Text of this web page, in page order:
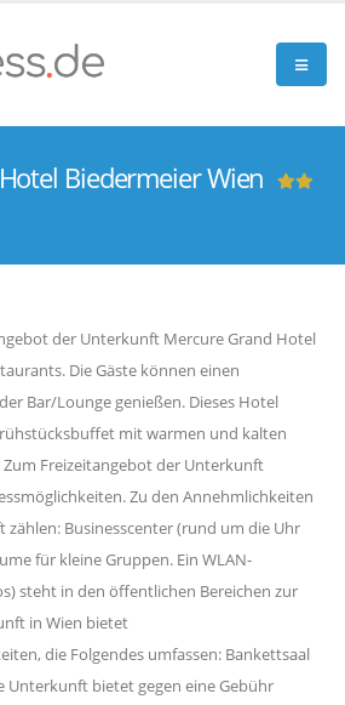
Biedermeier Wien
der Unterkunft Mercure Grand Hotel
Die Gäste können einen
Bar/Lounge genießen. Dieses Hotel
mit warmen und kalten
Zum Freizeitangebot der Unterkunft
Zu den Annehmlichkeiten
zählen: Businesscenter (rund um die Uhr
für kleine Gruppen. Ein WLAN-
steht in den öffentlichen Bereichen zur
in Wien bietet
die Folgendes umfassen: Bankettsaal
Unterkunft bietet gegen eine Gebühr